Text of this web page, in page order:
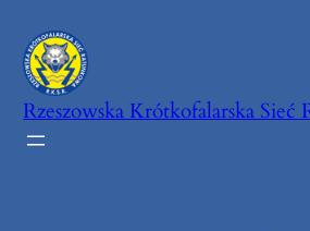
do
treści
Rzeszowska Krótkofalarska Sieć